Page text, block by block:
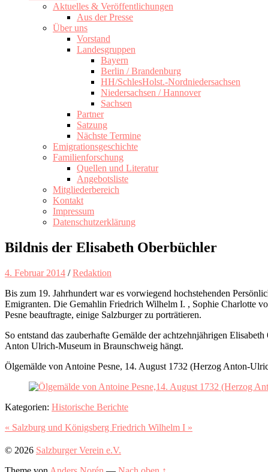
Aktuelles & Veröffentlichungen
Aus der Presse
Über uns
Vorstand
Landesgruppen
Bayern
Berlin / Brandenburg
HH/SchlesHolst.-Nordniedersachsen
Niedersachsen / Hannover
Sachsen
Partner
Satzung
Nächste Termine
Emigrationsgeschichte
Familienforschung
Quellen und Literatur
Angebotsliste
Mitgliederbereich
Kontakt
Impressum
Datenschutzerklärung
Bildnis der Elisabeth Oberbüchler
4. Februar 2014 /Redaktion
Bis zum 19. Jahrhundert war es vorwiegend hochstehenden
Emigranten. Die Gemahlin Friedrich Wilhelm I. , Sophie Charlotte
Pesne beauftragte, einige Salzburger zu porträtieren.
So entstand das zauberhafte Gemälde der achtzehnjährigen
Anton Ulrich-Museum in Braunschweig hängt.
Ölgemälde von Antoine Pesne, 14. August 1732 (Herzog Anton-
Kategorien: Historische Berichte
« Salzburg und Königsberg Friedrich Wilhelm I »
© 2026 Salzburger Verein e.V.